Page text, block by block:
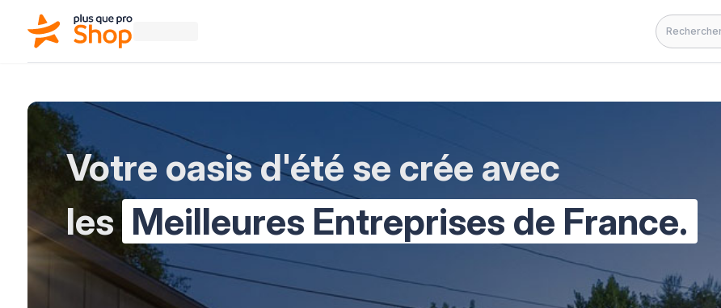
Rechercher
Votre oasis d'été se crée avec
les Meilleures Entreprises de France.